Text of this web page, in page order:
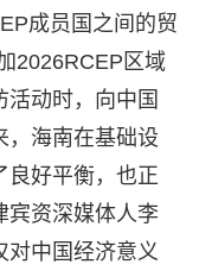
成员国之间的贸
2026RCEP区域
动时，向中国
，海南在基础设
良好平衡，也正
宾资深媒体人李
对中国经济意义